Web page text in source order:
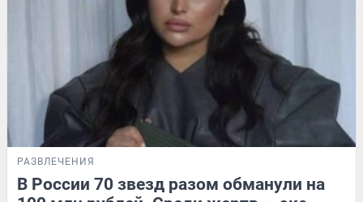
РАЗВЛЕЧЕНИЯ
В России 70 звезд разом обманули на